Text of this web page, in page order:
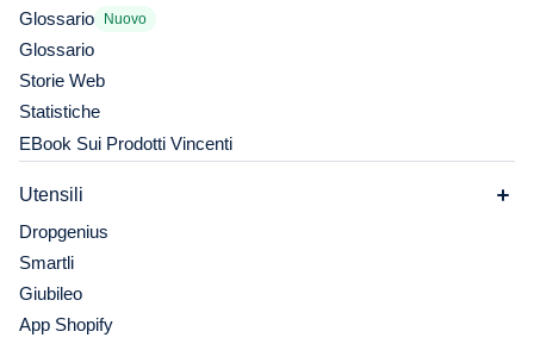
Glossario
Nuovo
Glossario
Storie Web
Statistiche
EBook Sui Prodotti Vincenti
Utensili
Dropgenius
Smartli
Giubileo
App Shopify